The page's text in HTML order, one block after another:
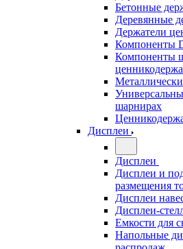
Бетонные
Деревянные
Держатели
Компоненты
Компоненты
шарнирах
Дисплеи
Дисплеи
Дисплеи и
размещения
Дисплеи
Дисплеи-
Емкости для
Напольные